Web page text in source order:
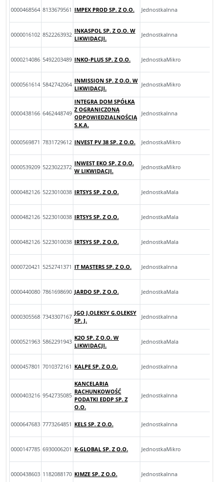
0000468564 8133679561 IMPEX PROD SP. Z O.O. JednostkaInna
0000016102 8522263932
INKASPOL SP. Z O.O. W
LIKWIDACJI.
JednostkaInna
0000214086 5492203489 INKO-PLUS SP. Z O.O. JednostkaMikro
0000561614 5842742064
INMISSION SP. Z O.O. W
LIKWIDACJI.
JednostkaMikro
0000438166 6462448749
INTEGRA DOM SPÓŁKA
Z OGRANICZONĄ
ODPOWIEDZIALNOŚCIĄ
S.K.A.
JednostkaInna
0000569871 7831729612 INVEST PV 38 SP. Z O.O. JednostkaMikro
0000539209 5223022372
INWEST EKO SP. Z O.O.
W LIKWIDACJI.
JednostkaMikro
0000482126 5223010038 IRTSYS SP. Z O.O. JednostkaMala
0000482126 5223010038 IRTSYS SP. Z O.O. JednostkaMala
0000482126 5223010038 IRTSYS SP. Z O.O. JednostkaMala
0000720421 5252741371 IT MASTERS SP. Z O.O. JednostkaInna
0000440080 7861698690 JARDO SP. Z O.O. JednostkaMala
0000305568 7343307167
JGO J.OLEKSY G.OLEKSY
SP. J.
JednostkaInna
0000521963 5862291943
K2O SP. Z O.O. W
LIKWIDACJI.
JednostkaMala
0000457801 7010372161 KALPE SP. Z O.O. JednostkaInna
0000403216 9542735085
KANCELARIA
RACHUNKOWOŚĆ
PODATKI EDDP SP. Z
O.O.
JednostkaInna
0000647683 7773264851 KELS SP. Z O.O. JednostkaInna
0000147785 6930006201 K-GLOBAL SP. Z O.O. JednostkaMikro
0000438603 1182088170 KIMZE SP. Z O.O. JednostkaInna